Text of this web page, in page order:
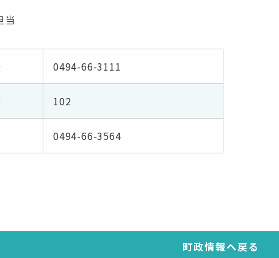
当
0494-66-3111
102
0494-66-3564
町政情報へ戻る